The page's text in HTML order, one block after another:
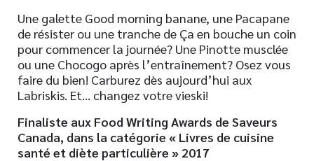
Une galette Good morning banane, une Pacapane
de résister ou une tranche de Ça en bouche un coin
pour commencer la journée? Une Pinotte musclée
ou une Chocogo après l’entraînement? Osez vous
faire du bien! Carburez dès aujourd’hui aux
Labriskis. Et… changez votre vieski!
Finaliste aux Food Writing Awards de Saveurs
Canada, dans la catégorie « Livres de cuisine
santé et diète particulière » 2017